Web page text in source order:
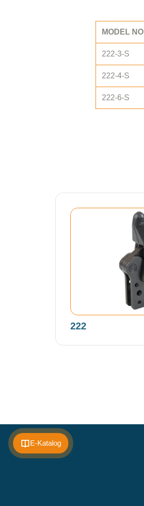
E-Katalog
MODEL NO
222-3-S
222-4-S
222-6-S
222